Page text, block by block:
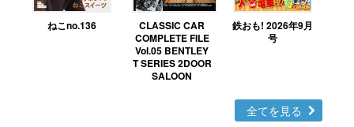
ねこno.136
CLASSIC CAR
COMPLETE FILE
Vol.05 BENTLEY
T SERIES 2DOOR
SALOON
鉄おも! 2026年9月
号
全てを見る